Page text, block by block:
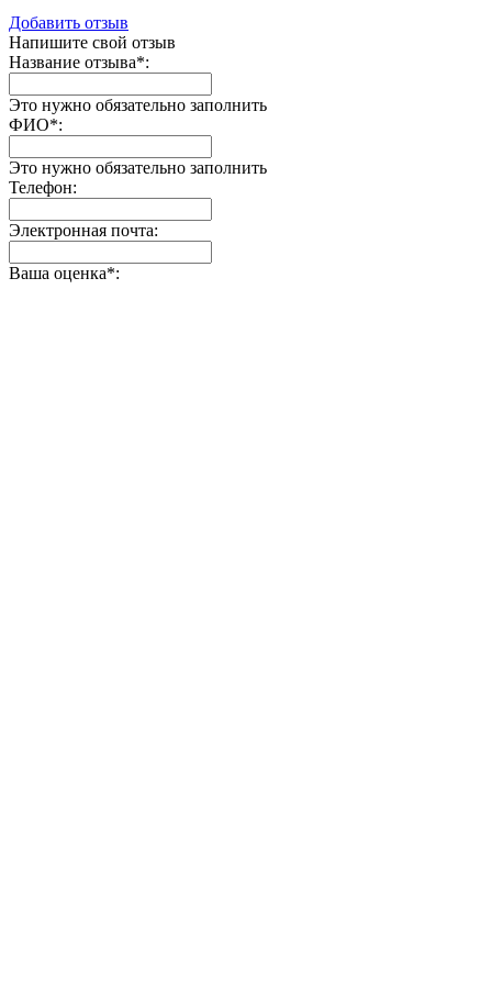
Добавить отзыв
Напишите свой отзыв
Название отзыва*:
Это нужно обязательно заполнить
ФИО*:
Это нужно обязательно заполнить
Телефон:
Электронная почта:
Ваша оценка*: